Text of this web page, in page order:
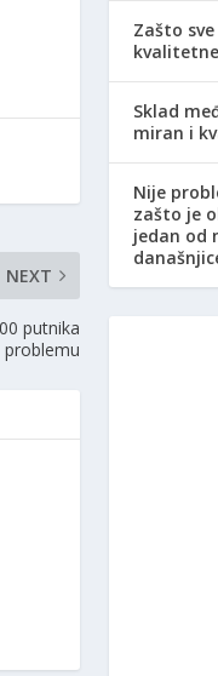
NEXT
putnika
problemu
Zašto
Sklad
miran i
Nije
zašto je
jedan od